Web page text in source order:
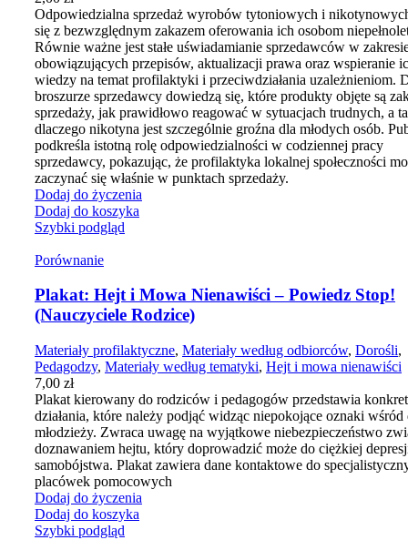
Odpowiedzialna sprzedaż wyrobów tytoniowych i
się z bezwzględnym zakazem oferowania ich osobom
Równie ważne jest stałe uświadamianie sprzedawców w
obowiązujących przepisów, aktualizacji prawa oraz wspieranie
wiedzy na temat profilaktyki i przeciwdziałania uzależnieniom.
broszurze sprzedawcy dowiedzą się, które produkty objęte są
sprzedaży, jak prawidłowo reagować w sytuacjach trudnych, a
dlaczego nikotyna jest szczególnie groźna dla młodych osób.
podkreśla istotną rolę odpowiedzialności w codziennej pracy
sprzedawcy, pokazując, że profilaktyka lokalnej społeczności
zaczynać się właśnie w punktach sprzedaży.
Dodaj do życzenia
Dodaj do koszyka
Szybki podgląd
Porównanie
Plakat: Hejt i Mowa Nienawiści – Powiedz Stop!
(Nauczyciele Rodzice)
Materiały profilaktyczne, Materiały według odbiorców, Dorośli,
Pedagodzy, Materiały według tematyki, Hejt i mowa nienawiści
7,00 zł
Plakat kierowany do rodziców i pedagogów przedstawia
działania, które należy podjąć widząc niepokojące oznaki
młodzieży. Zwraca uwagę na wyjątkowe niebezpieczeństwo
doznawaniem hejtu, który doprowadzić może do ciężkiej
samobójstwa. Plakat zawiera dane kontaktowe do
placówek pomocowych
Dodaj do życzenia
Dodaj do koszyka
Szybki podgląd